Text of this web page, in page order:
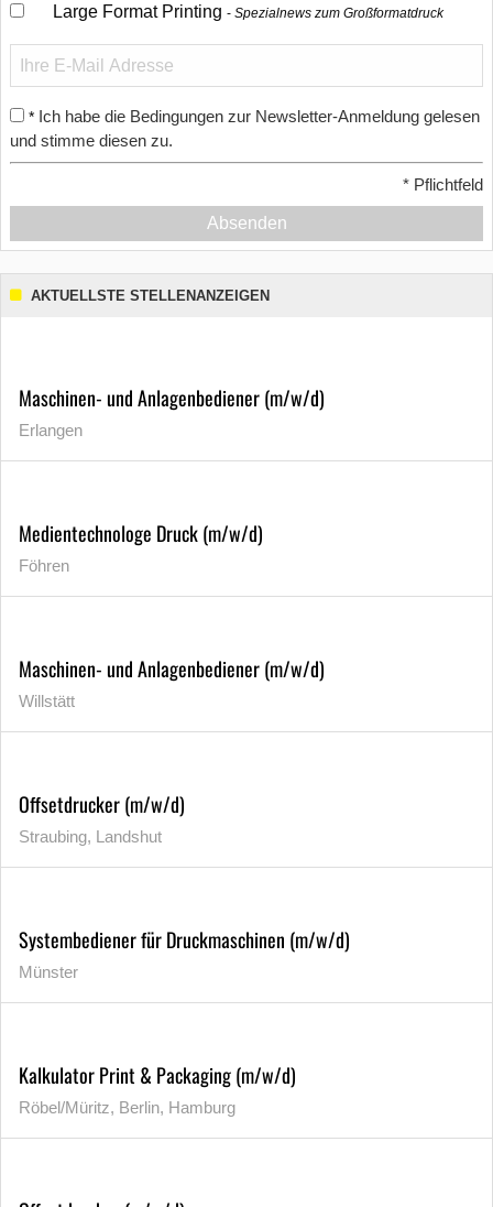
Large Format Printing Spezialnews zum Großformatdruck
* Ich habe die Bedingungen zur Newsletter-Anmeldung gelesen
und stimme diesen zu.
* Pflichtfeld
Absenden
AKTUELLSTE STELLENANZEIGEN
Maschinen- und Anlagenbediener (m/w/d)
Erlangen
Medientechnologe Druck (m/w/d)
Föhren
Maschinen- und Anlagenbediener (m/w/d)
Willstätt
Offsetdrucker (m/w/d)
Straubing, Landshut
Systembediener für Druckmaschinen (m/w/d)
Münster
Kalkulator Print & Packaging (m/w/d)
Röbel/Müritz, Berlin, Hamburg